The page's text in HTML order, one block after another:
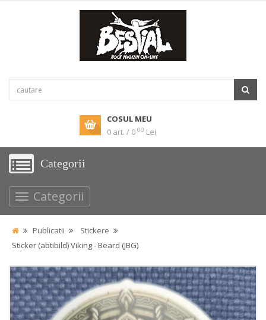
COSUL MEU
0 art. / 0 00 Lei
Categorii
Categorii
Publicatii
Stickere
Sticker (abtibild) Viking - Beard (JBG)